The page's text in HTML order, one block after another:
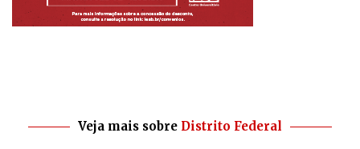
Veja mais sobre Distrito Federal